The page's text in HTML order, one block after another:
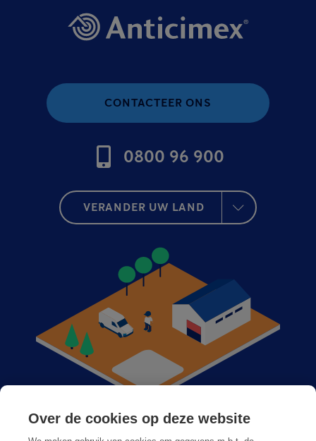
CONTACTEER ONS
0800 96 900
VERANDER UW LAND
Anticimex bij u in de buurt
Over de cookies op deze website